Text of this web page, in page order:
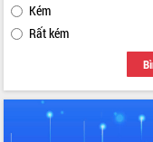
Kém
Rất kém